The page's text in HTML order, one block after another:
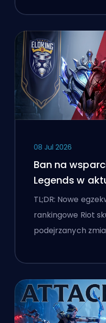
08 Jul 2026
Ban na
Legends w
flagi
TL;DR: Nowe
rankingowe Riot
podejrzanych